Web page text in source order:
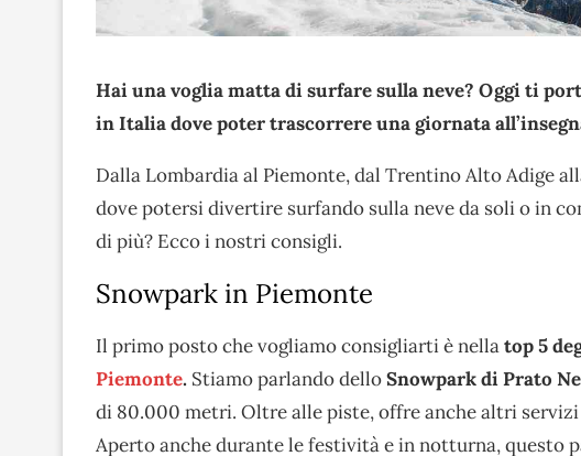
Hai una voglia matta di surfare sulla neve? Oggi ti
in Italia dove poter trascorrere una giornata
Dalla Lombardia al Piemonte, dal Trentino Alto Adige
dove potersi divertire surfando sulla neve da soli o in
di più? Ecco i nostri consigli.
Snowpark in Piemonte
Il primo posto che vogliamo consigliarti è nellatop 5
Piemonte. Stiamo parlando delloSnowpark di Prato
di 80.000 metri. Oltre alle piste, offre anche altri
Aperto anche durante le festività e in notturna, questo